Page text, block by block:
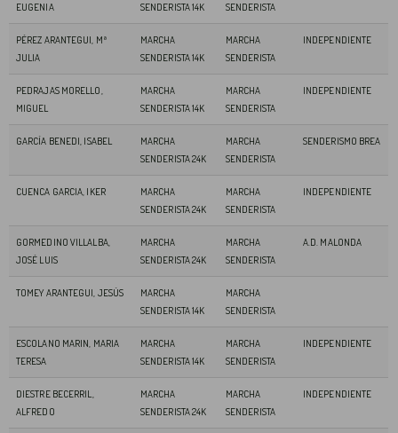
EUGENIA
SENDERISTA 14K
SENDERISTA
PÉREZ ARANTEGUI, Mª
JULIA
MARCHA
SENDERISTA 14K
MARCHA
SENDERISTA
INDEPENDIENTE
PEDRAJAS MORELLO,
MIGUEL
MARCHA
SENDERISTA 14K
MARCHA
SENDERISTA
INDEPENDIENTE
GARCÍA BENEDI, ISABEL
MARCHA
SENDERISTA 24K
MARCHA
SENDERISTA
SENDERISMO BREA
CUENCA GARCIA, IKER
MARCHA
SENDERISTA 24K
MARCHA
SENDERISTA
INDEPENDIENTE
GORMEDINO VILLALBA,
JOSÉ LUIS
MARCHA
SENDERISTA 24K
MARCHA
SENDERISTA
A.D. MALONDA
TOMEY ARANTEGUI, JESÚS
MARCHA
SENDERISTA 14K
MARCHA
SENDERISTA
ESCOLANO MARIN, MARIA
TERESA
MARCHA
SENDERISTA 14K
MARCHA
SENDERISTA
INDEPENDIENTE
DIESTRE BECERRIL,
ALFREDO
MARCHA
SENDERISTA 24K
MARCHA
SENDERISTA
INDEPENDIENTE